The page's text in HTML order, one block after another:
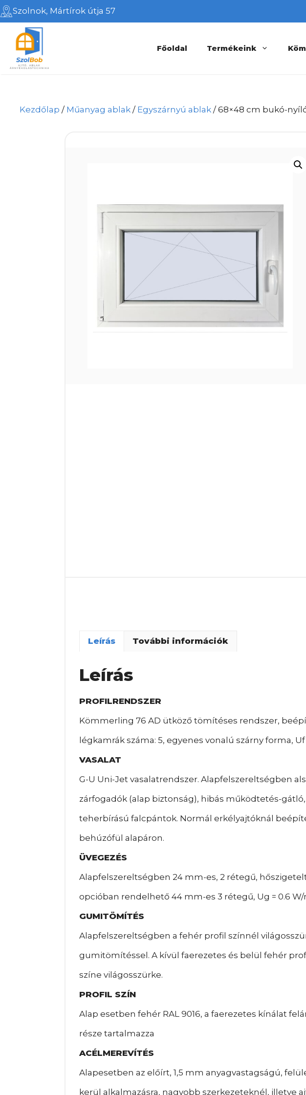
Kilépés
a
tartalomba
Szolnok, Mártírok útja 57
Főoldal Termékeink
Kezdőlap / Műanyag ablak / Egyszárnyú ablak / 68×48 cm bukó-
Leírás További információk
Leírás
PROFILRENDSZER
Kömmerling 76 AD ütköző tömítéses rendszer,
légkamrák száma: 5, egyenes vonalú szárny forma, Uf
VASALAT
G-U Uni-Jet vasalatrendszer. Alapfelszereltségben
zárfogadók (alap biztonság), hibás működtetés-
teherbírású falcpántok. Normál erkélyajtóknál
behúzófül alapáron.
ÜVEGEZÉS
Alapfelszereltségben 24 mm-es, 2 rétegű, hőszigetelt
opcióban rendelhető 44 mm-es 3 rétegű, Ug = 0.6 W/
GUMITÖMÍTÉS
Alapfelszereltségben a fehér profil színnél
gumitömítéssel. A kívül faerezetes és belül fehér
színe világosszürke.
PROFIL SZÍN
Alap esetben fehér RAL 9016, a faerezetes kínálat
része tartalmazza
ACÉLMEREVÍTÉS
Alapesetben az előírt, 1,5 mm anyagvastagságú,
kerül alkalmazásra, nagyobb szerkezeteknél, illetve